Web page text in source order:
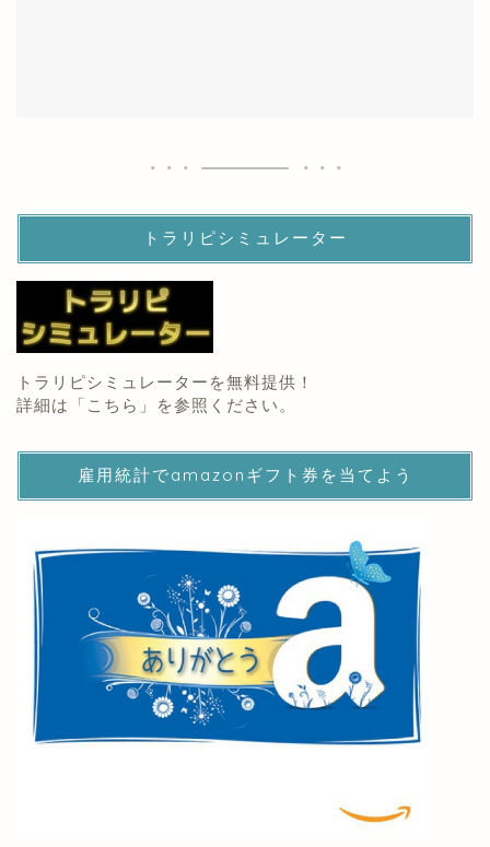
トラリピシミュレーター
トラリピシミュレーターを無料提供！
詳細は「 こちら 」を参照ください。
雇用統計でamazonギフト券を当てよう